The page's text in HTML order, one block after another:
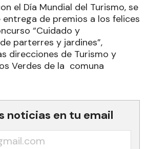
el Día Mundial del Turismo, se
de premios a los felices
“Cuidado y
parterres y jardines”,
direcciones de Turismo y
Verdes de la comuna
noticias en tu email